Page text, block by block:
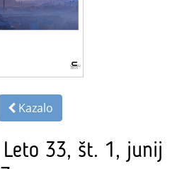
Kazalo
33, št. 1, junij